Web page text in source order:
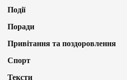
Події
Поради
Привітання та поздоровлення
Спорт
Тексти